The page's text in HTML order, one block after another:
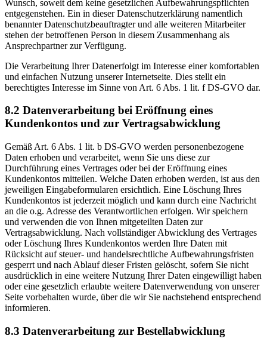
Wunsch, soweit dem keine gesetzlichen Aufbewahrungspflichten
entgegenstehen. Ein in dieser Datenschutzerklärung namentlich
benannter Datenschutzbeauftragter und alle weiteren Mitarbeiter
stehen der betroffenen Person in diesem Zusammenhang als
Ansprechpartner zur Verfügung.
Die Verarbeitung Ihrer Datenerfolgt im Interesse einer komfortablen
und einfachen Nutzung unserer Internetseite. Dies stellt ein
berechtigtes Interesse im Sinne von Art. 6 Abs. 1 lit. f DS-GVO dar.
8.2 Datenverarbeitung bei Eröffnung eines
Kundenkontos und zur Vertragsabwicklung
Gemäß Art. 6 Abs. 1 lit. b DS-GVO werden personenbezogene
Daten erhoben und verarbeitet, wenn Sie uns diese zur
Durchführung eines Vertrages oder bei der Eröffnung eines
Kundenkontos mitteilen. Welche Daten erhoben werden, ist aus den
jeweiligen Eingabeformularen ersichtlich. Eine Löschung Ihres
Kundenkontos ist jederzeit möglich und kann durch eine Nachricht
an die o.g. Adresse des Verantwortlichen erfolgen. Wir speichern
und verwenden die von Ihnen mitgeteilten Daten zur
Vertragsabwicklung. Nach vollständiger Abwicklung des Vertrages
oder Löschung Ihres Kundenkontos werden Ihre Daten mit
Rücksicht auf steuer- und handelsrechtliche Aufbewahrungsfristen
gesperrt und nach Ablauf dieser Fristen gelöscht, sofern Sie nicht
ausdrücklich in eine weitere Nutzung Ihrer Daten eingewilligt haben
oder eine gesetzlich erlaubte weitere Datenverwendung von unserer
Seite vorbehalten wurde, über die wir Sie nachstehend entsprechend
informieren.
8.3 Datenverarbeitung zur Bestellabwicklung